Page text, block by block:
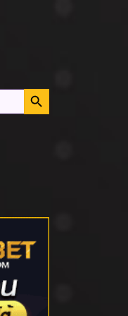
Search Button